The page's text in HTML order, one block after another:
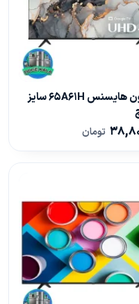
تلویزیون هایسنس 65A61H سایز
تومان